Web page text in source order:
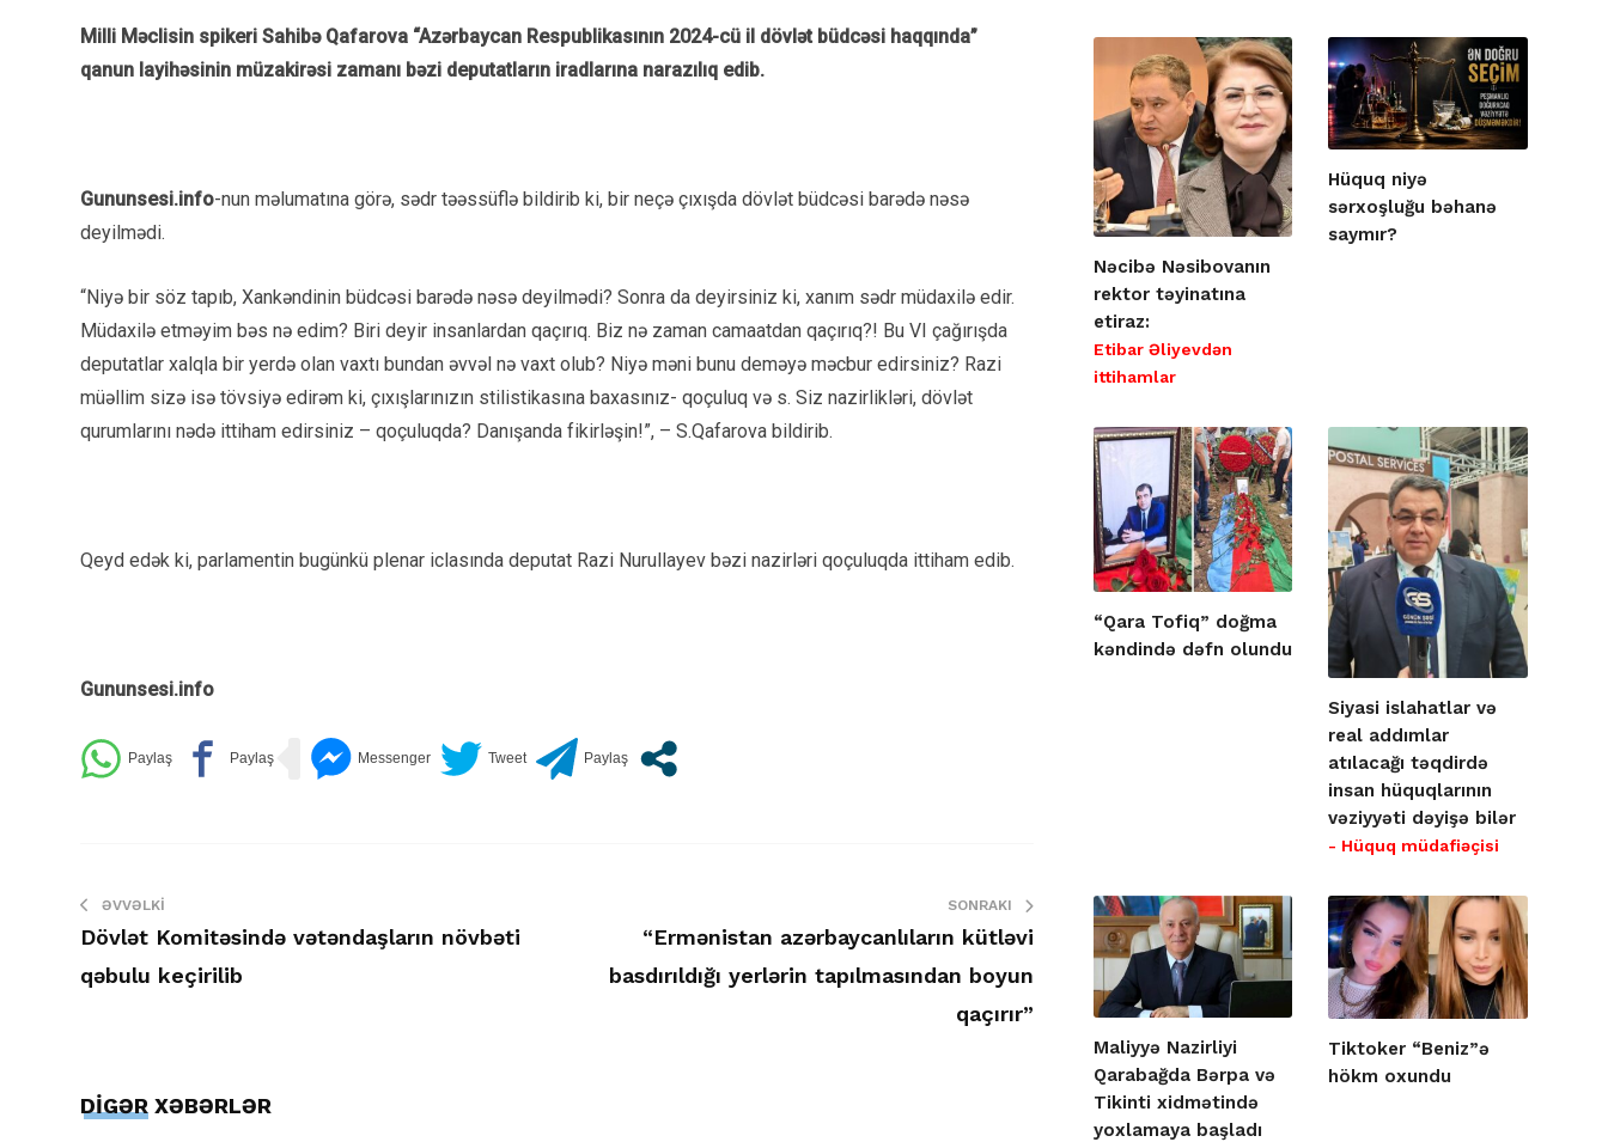
Milli Məclisin spikeri Sahibə Qafarova “Azərbaycan Respublikasının 2024-cü il dövlət büdcəsi haqqında”
qanun layihəsinin müzakirəsi zamanı bəzi deputatların iradlarına narazılıq edib.
Gununsesi.info-nun məlumatına görə, sədr təəssüflə bildirib ki, bir neçə çıxışda dövlət büdcəsi barədə nəsə
deyilmədi.
“Niyə bir söz tapıb, Xankəndinin büdcəsi barədə nəsə deyilmədi? Sonra da deyirsiniz ki, xanım sədr müdaxilə edir.
Müdaxilə etməyim bəs nə edim? Biri deyir insanlardan qaçırıq. Biz nə zaman camaatdan qaçırıq?! Bu VI çağırışda
deputatlar xalqla bir yerdə olan vaxtı bundan əvvəl nə vaxt olub? Niyə məni bunu deməyə məcbur edirsiniz? Razi
müəllim sizə isə tövsiyə edirəm ki, çıxışlarınızın stilistikasına baxasınız- qoçuluq və s. Siz nazirlikləri, dövlət
qurumlarını nədə ittiham edirsiniz – qoçuluqda? Danışanda fikirləşin!”, – S.Qafarova bildirib.
Qeyd edək ki, parlamentin bugünkü plenar iclasında deputat Razi Nurullayev bəzi nazirləri qoçuluqda ittiham edib.
Gununsesi.info
ƏVVƏLKI
Dövlət Komitəsində vətəndaşların növbəti
qəbulu keçirilib
SONRAKI
“Ermənistan azərbaycanlıların kütləvi
basdırıldığı yerlərin tapılmasından boyun
qaçırır”
DİGƏR XƏBƏRLƏR
Nəcibə Nəsibovanın
rektor təyinatına
etiraz:
Etibar Əliyevdən
ittihamlar
Hüquq niyə
sərxoşluğu bəhanə
saymır?
“Qara Tofiq” doğma
kəndində dəfn olundu
Siyasi islahatlar və
real addımlar
atılacağı təqdirdə
insan hüquqlarının
vəziyyəti dəyişə bilər
- Hüquq müdafiəçisi
Maliyyə Nazirliyi
Qarabağda Bərpa və
Tikinti xidmətində
yoxlamaya başladı
Tiktoker “Beniz”ə
hökm oxundu